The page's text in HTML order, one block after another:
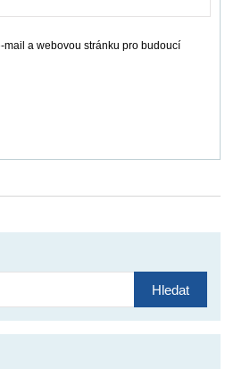
a webovou stránku pro budoucí